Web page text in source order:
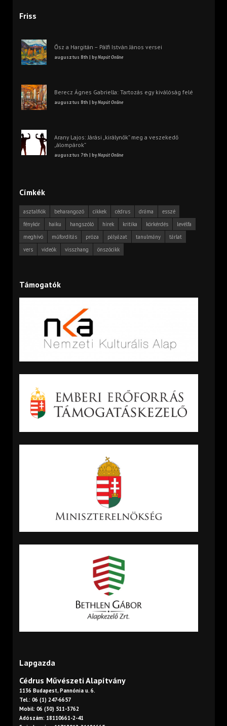
Friss
Ősz a Hargitán – Pálfi István János versei
augusztus 8th | byNapút Online
Berecz Ágnes Gabriella: Tartozás egy kiválóság felé
augusztus 8th | byNapút Online
Arany Lajos: Járási „királynők” meg a veszekedő
„álompárok”
augusztus 7th | byNapút Online
Címkék
asztalfiók beharangozó cikkek cédrus dráma
esszé
fénykör
haiku hangszóló hírek kritika körkérdés
levélfa
meghívó
műfordítás próza pályázat tanulmány
tárlat
vers
videók visszhang önszócikk
Támogatók
Lapgazda
Cédrus Művészeti Alapítvány
1136 Budapest, Pannónia u. 6.
Tel.: 06 (1) 247-6657
Mobil: 06 (30) 511-3762
Adószám: 18110661-2-41